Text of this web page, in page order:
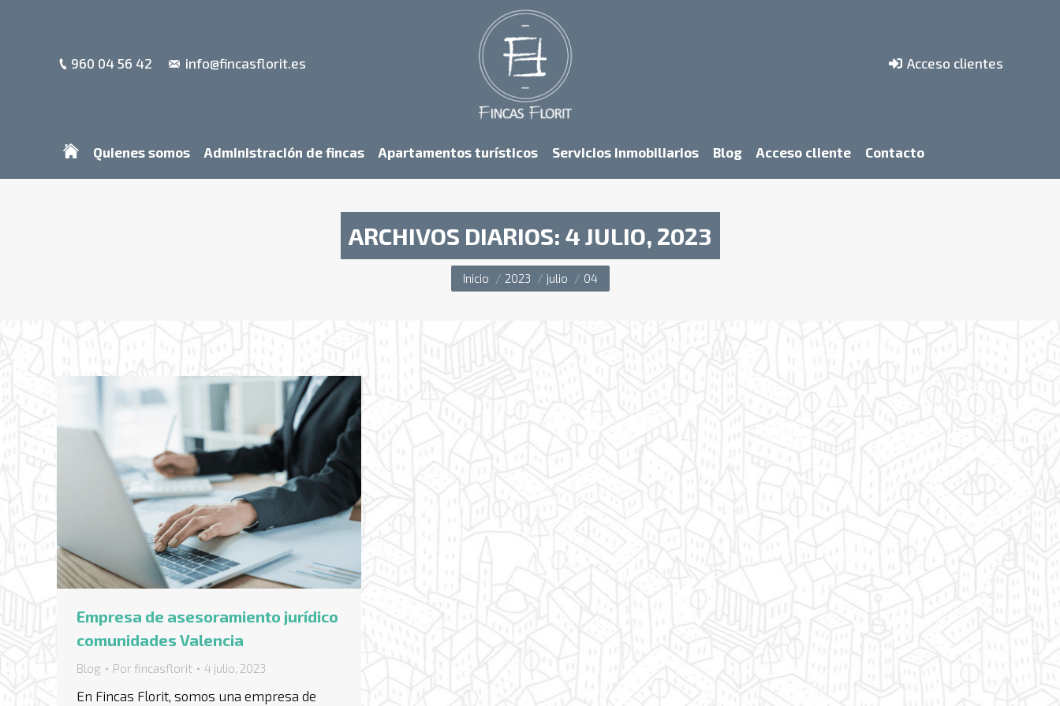
960 04 56 42 info@fincasflorit.es Acceso clientes
Quienes somos Administración de fincas Apartamentos turísticos Servicios inmobiliarios Blog Acceso cliente Contacto
ARCHIVOS DIARIOS: 4 JULIO, 2023
Estás aquí:
Inicio 2023 julio 04
Empresa de asesoramiento jurídico
comunidades Valencia
Blog Por fincasflorit 4 julio, 2023
En Fincas Florit, somos una empresa de